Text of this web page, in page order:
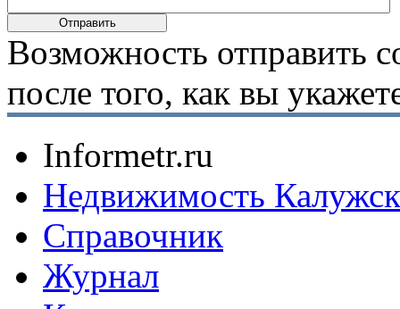
Возможность отправить
после того, как вы
Informetr.ru
Недвижимость
Справочник
Журнал